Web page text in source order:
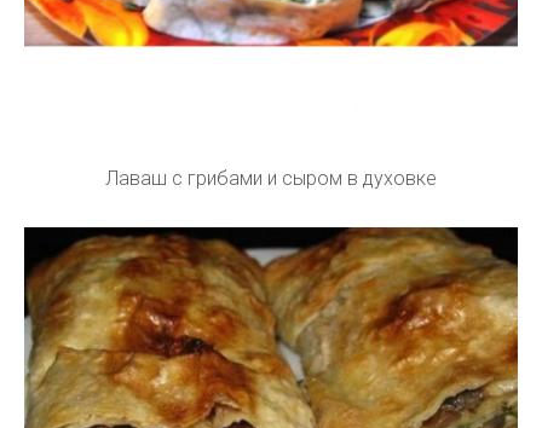
Лаваш с грибами и сыром в духовке